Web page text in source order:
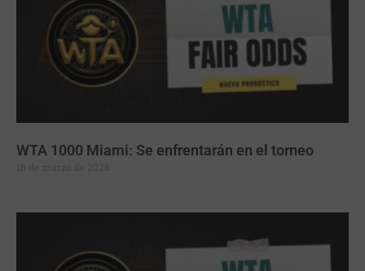
WTA 1000 Miami: Se enfrentarán en el torneo